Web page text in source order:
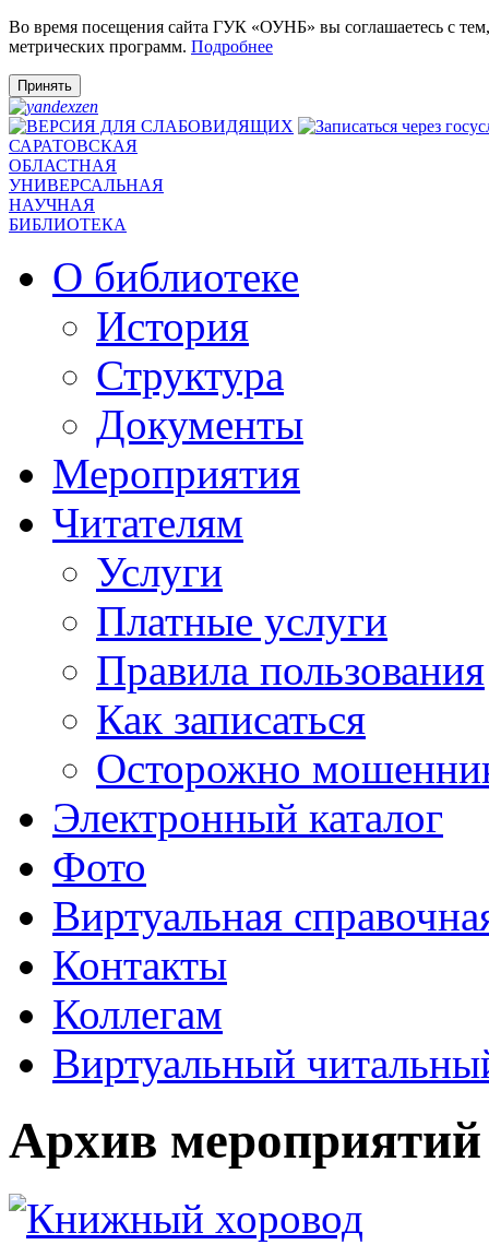
Во время посещения сайта ГУК «ОУНБ» вы соглашаетесь с
метрических программ. Подробнее
Принять
САРАТОВСКАЯ
ОБЛАСТНАЯ
УНИВЕРСАЛЬНАЯ
НАУЧНАЯ
БИБЛИОТЕКА
О библиотеке
История
Структура
Документы
Мероприятия
Читателям
Услуги
Платные услуги
Правила пользования
Как записаться
Осторожно
Электронный каталог
Фото
Виртуальная
Контакты
Коллегам
Виртуальный
Архив мероприятий